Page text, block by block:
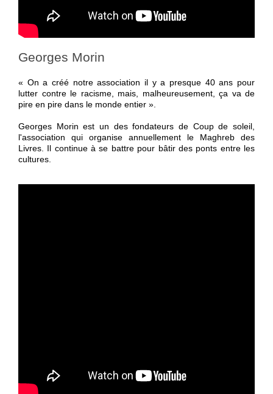
Georges Morin
« On a créé notre association il y a presque 40 ans pour
lutter contre le racisme, mais, malheureusement, ça va de
pire en pire dans le monde entier ».
Georges Morin est un des fondateurs de Coup de soleil,
l'association qui organise annuellement le Maghreb des
Livres. Il continue à se battre pour bâtir des ponts entre les
cultures.